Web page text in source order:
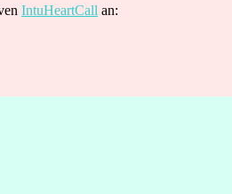
IntuHeartCall an: